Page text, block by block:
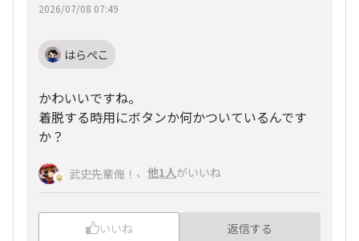
2026/07/08 07:49
はらぺこ
かわいいですね。
着脱する時用にボタンか何かついているんです
か？
武史先輩俺！ 、 他1人がいいね
いいね 返信する